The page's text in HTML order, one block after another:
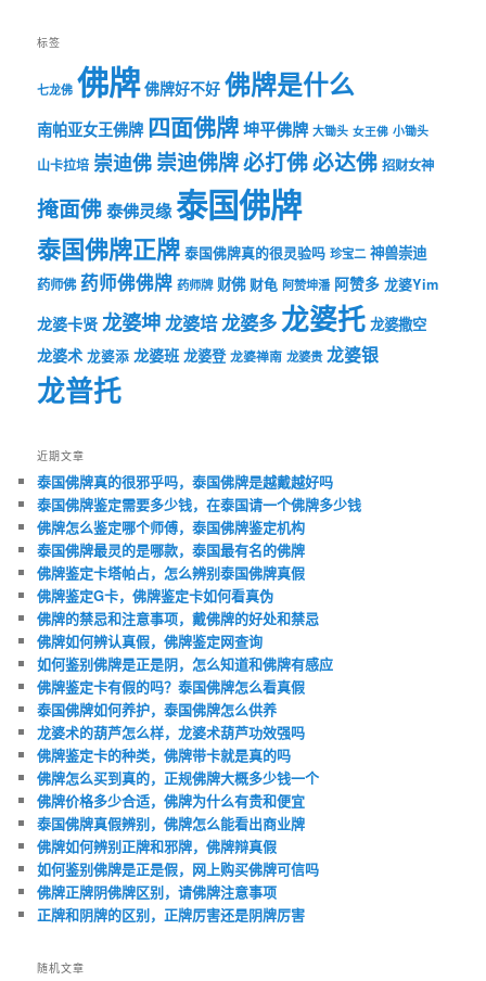
标签
七龙佛 佛牌 佛牌好不好 佛牌是什么
南帕亚女王佛牌 四面佛牌坤平佛牌 大锄头 女王佛 小锄头
山卡拉培 崇迪佛崇迪佛牌必打佛必达佛 招财女神
掩面佛泰佛灵缘泰国佛牌
泰国佛牌正牌 泰国佛牌真的很灵验吗 珍宝二 神兽崇迪
药师佛 药师佛佛牌 药师牌 财佛 财龟 阿赞坤潘 阿赞多 龙婆Yim
龙婆卡贤 龙婆坤龙婆培龙婆多龙婆托 龙婆撒空
龙婆术 龙婆添 龙婆班 龙婆登 龙婆禅南 龙婆贵 龙婆银
龙普托
近期文章
泰国佛牌真的很邪乎吗，泰国佛牌是越戴越好吗
泰国佛牌鉴定需要多少钱，在泰国请一个佛牌多少钱
佛牌怎么鉴定哪个师傅，泰国佛牌鉴定机构
泰国佛牌最灵的是哪款，泰国最有名的佛牌
佛牌鉴定卡塔帕占，怎么辨别泰国佛牌真假
佛牌鉴定G卡，佛牌鉴定卡如何看真伪
佛牌的禁忌和注意事项，戴佛牌的好处和禁忌
佛牌如何辨认真假，佛牌鉴定网查询
如何鉴别佛牌是正是阴，怎么知道和佛牌有感应
佛牌鉴定卡有假的吗？泰国佛牌怎么看真假
泰国佛牌如何养护，泰国佛牌怎么供养
龙婆术的葫芦怎么样，龙婆术葫芦功效强吗
佛牌鉴定卡的种类，佛牌带卡就是真的吗
佛牌怎么买到真的，正规佛牌大概多少钱一个
佛牌价格多少合适，佛牌为什么有贵和便宜
泰国佛牌真假辨别，佛牌怎么能看出商业牌
佛牌如何辨别正牌和邪牌，佛牌辩真假
如何鉴别佛牌是正是假，网上购买佛牌可信吗
佛牌正牌阴佛牌区别，请佛牌注意事项
正牌和阴牌的区别，正牌厉害还是阴牌厉害
随机文章